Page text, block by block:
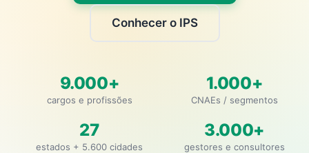
Conhecer o IPS
9.000+
cargos e profissões
1.000+
CNAEs / segmentos
27
estados + 5.600 cidades
3.000+
gestores e consultores